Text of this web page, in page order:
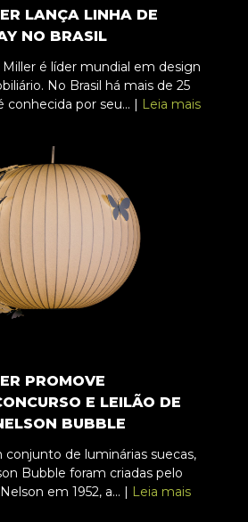
LANÇA LINHA DE
NO BRASIL
é líder mundial em design
No Brasil há mais de 25
conhecida por seu... | Leia mais
PROMOVE
E LEILÃO DE
BUBBLE
conjunto de luminárias suecas,
Bubble foram criadas pelo
em 1952, a... | Leia mais